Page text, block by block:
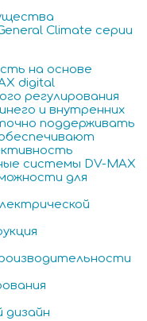
Climate серии
на основе
digital
регулирования
и внутренних
поддерживать
системы DV-MAX
для
дизайн